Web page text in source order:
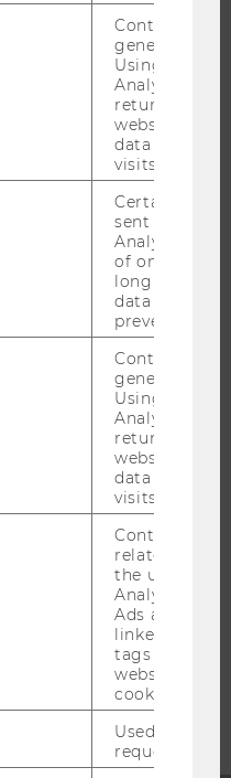
Contains a
generated
Using this
Analytics can
returning
website and
data from
visits.
Certain data
sent to
Analytics a
of once per
long as it is
data
prevented.
Contains a
generated
Using this
Analytics can
returning
website and
data from
visits.
Contains
related
the user. If
Analytics and
Ads accounts
linked, the
tags on the
website read
cookie.
Used to
request rate.